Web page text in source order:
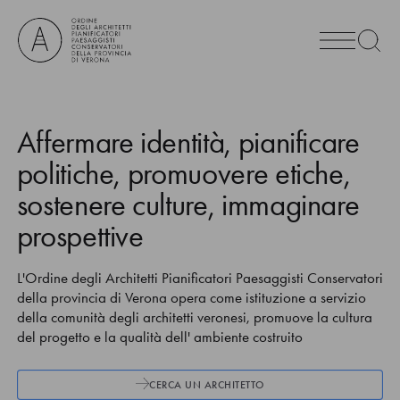
Affermare identità, pianificare
politiche, promuovere etiche,
sostenere culture, immaginare
prospettive
L'Ordine degli Architetti Pianificatori Paesaggisti Conservatori
della provincia di Verona opera come istituzione a servizio
della comunità degli architetti veronesi, promuove la cultura
del progetto e la qualità dell' ambiente costruito
CERCA UN ARCHITETTO